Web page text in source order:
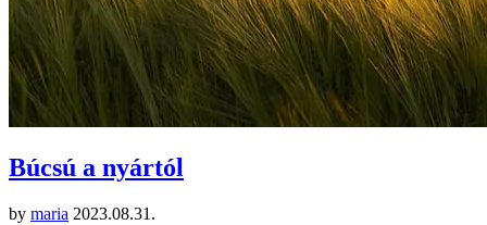
Búcsú a nyártól
by maria 2023.08.31.